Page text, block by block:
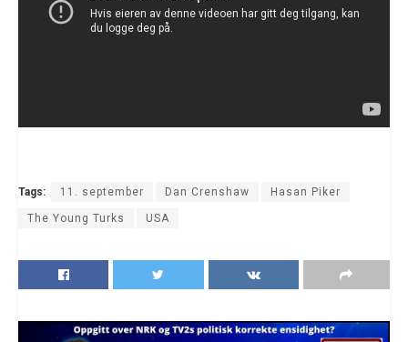
Tags: 11. september Dan Crenshaw Hasan Piker
The Young Turks USA